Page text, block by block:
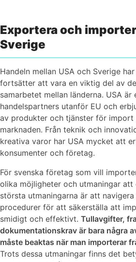
Exportera och
Sverige
Handeln mellan USA och Sverige
fortsätter att vara en viktig del av
samarbetet mellan länderna. USA är
handelspartners utanför EU och
av produkter och tjänster för import
marknaden. Från teknik och
kreativa varor har USA mycket att
konsumenter och företag.
För svenska företag som vill
olika möjligheter och utmaningar att
största utmaningarna är att
procedurer för att säkerställa att
smidigt och effektivt. Tullavgifter,
dokumentationskrav är bara några
måste beaktas när man importerar
Trots dessa utmaningar finns det